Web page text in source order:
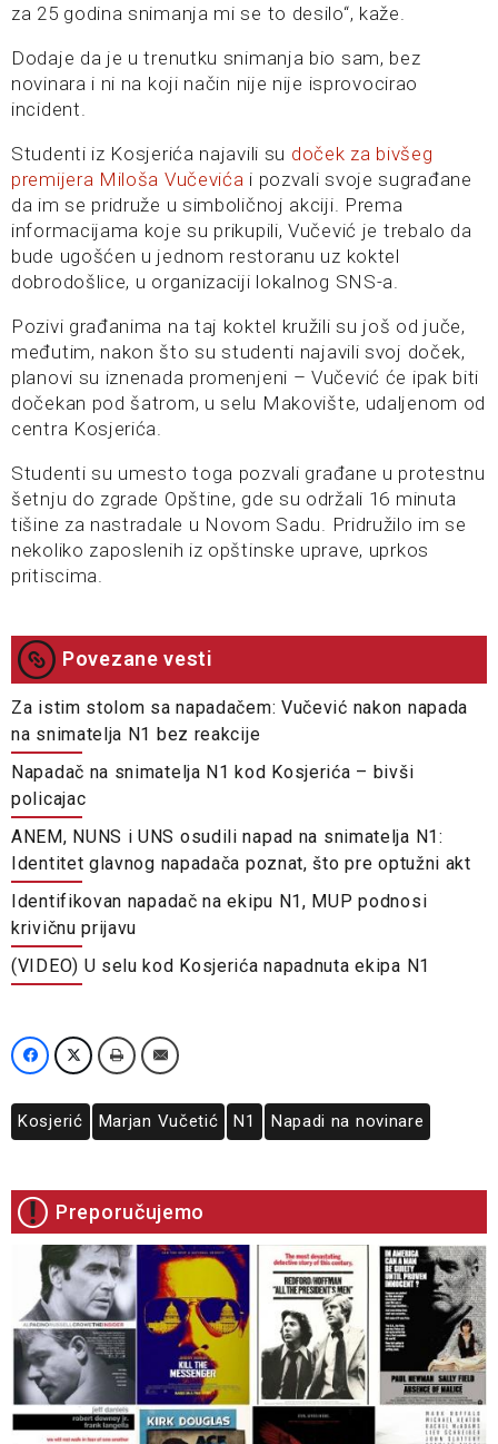
za 25 godina snimanja mi se to desilo“, kaže.
Dodaje da je u trenutku snimanja bio sam, bez
novinara i ni na koji način nije nije isprovocirao
incident.
Studenti iz Kosjerića najavili su doček za bivšeg
premijera Miloša Vučevića i pozvali svoje sugrađane
da im se pridruže u simboličnoj akciji. Prema
informacijama koje su prikupili, Vučević je trebalo da
bude ugošćen u jednom restoranu uz koktel
dobrodošlice, u organizaciji lokalnog SNS-a.
Pozivi građanima na taj koktel kružili su još od juče,
međutim, nakon što su studenti najavili svoj doček,
planovi su iznenada promenjeni – Vučević će ipak biti
dočekan pod šatrom, u selu Makovište, udaljenom od
centra Kosjerića.
Studenti su umesto toga pozvali građane u protestnu
šetnju do zgrade Opštine, gde su održali 16 minuta
tišine za nastradale u Novom Sadu. Pridružilo im se
nekoliko zaposlenih iz opštinske uprave, uprkos
pritiscima.
Povezane vesti
Za istim stolom sa napadačem: Vučević nakon napada
na snimatelja N1 bez reakcije
Napadač na snimatelja N1 kod Kosjerića – bivši
policajac
ANEM, NUNS i UNS osudili napad na snimatelja N1:
Identitet glavnog napadača poznat, što pre optužni akt
Identifikovan napadač na ekipu N1, MUP podnosi
krivičnu prijavu
(VIDEO) U selu kod Kosjerića napadnuta ekipa N1
Kosjerić Marjan Vučetić N1 Napadi na novinare
Preporučujemo